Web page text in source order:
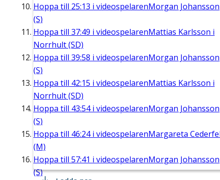
Hoppa till 25:13 i videospelarenMorgan Johansson
(S)
Hoppa till 37:49 i videospelarenMattias Karlsson i
Norrhult (SD)
Hoppa till 39:58 i videospelarenMorgan Johansson
(S)
Hoppa till 42:15 i videospelarenMattias Karlsson i
Norrhult (SD)
Hoppa till 43:54i videospelarenMorgan Johansson
(S)
Hoppa till 46:24i videospelarenMargareta
(M)
Hoppa till 57:41 i videospelarenMorgan Johansson
(S)